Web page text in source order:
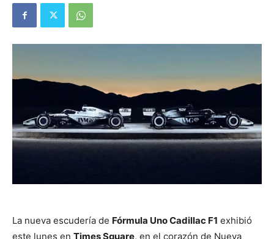
La nueva escudería de Fórmula Uno Cadillac F1 exhibió
este lunes en Times Square, en el corazón de Nueva